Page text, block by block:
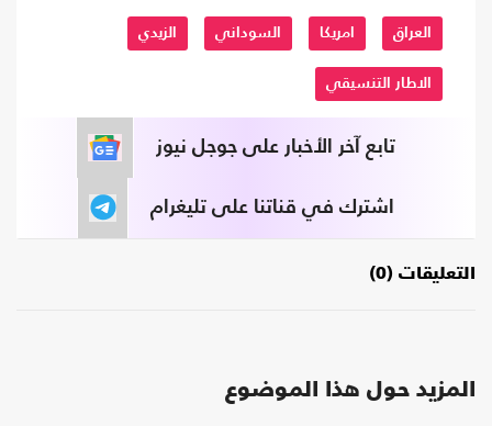
العراق امريكا السوداني الزيدي
الاطار التنسيقي
تابع آخر الأخبار على جوجل نيوز
اشترك في قناتنا على تليغرام
التعليقات (0)
المزيد حول هذا الموضوع